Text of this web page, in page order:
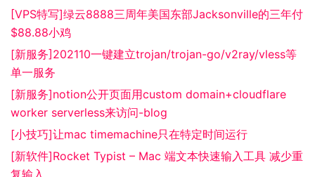
[VPS特写]绿云8888三周年美国东部Jacksonville的三年付
$88.88小鸡
[新服务]202110一键建立trojan/trojan-go/v2ray/vless等
单一服务
[新服务]notion公开页面用custom domain+cloudflare
worker serverless来访问-blog
[小技巧]让mac timemachine只在特定时间运行
[新软件]Rocket Typist – Mac 端文本快速输入工具 减少重
复输入